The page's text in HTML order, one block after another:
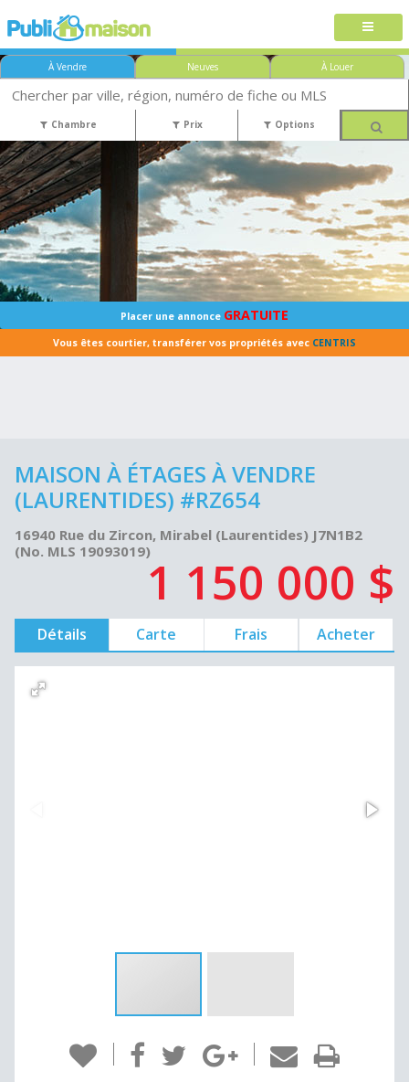
À Vendre Neuves À Louer
Chambre Prix Options
Placer une annonce GRATUITE
Vous êtes courtier, transférer vos propriétés avec CENTRIS
MAISON À ÉTAGES À VENDRE
(LAURENTIDES) #RZ654
16940 Rue du Zircon, Mirabel (Laurentides) J7N1B2
(No. MLS 19093019)1 150 000 $
Détails Carte Frais Acheter